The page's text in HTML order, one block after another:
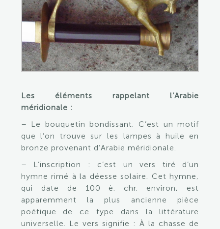
Les éléments rappelant l’Arabie
méridionale :
– Le bouquetin bondissant. C’est un motif
que l’on trouve sur les lampes à huile en
bronze provenant d’Arabie méridionale.
– L’inscription : c’est un vers tiré d’un
hymne rimé à la déesse solaire. Cet hymne,
qui date de 100 è. chr. environ, est
apparemment la plus ancienne pièce
poétique de ce type dans la littérature
universelle. Le vers signifie : À la chasse de